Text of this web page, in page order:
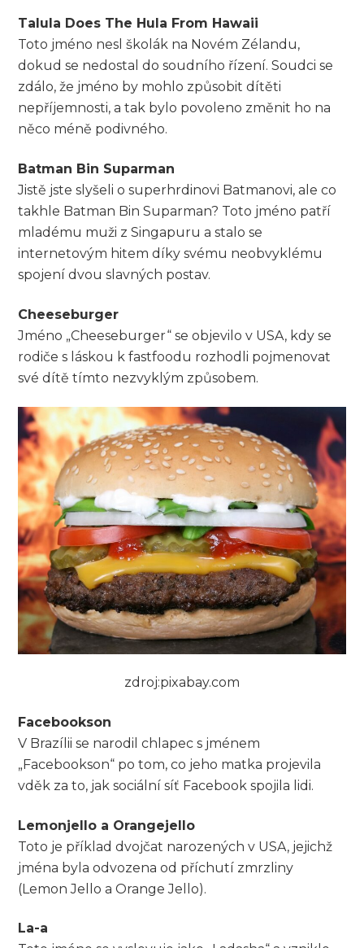
Talula Does The Hula From Hawaii
Toto jméno nesl školák na Novém Zélandu,
dokud se nedostal do soudního řízení. Soudci se
zdálo, že jméno by mohlo způsobit dítěti
nepříjemnosti, a tak bylo povoleno změnit ho na
něco méně podivného.
Batman Bin Suparman
Jistě jste slyšeli o superhrdinovi Batmanovi, ale co
takhle Batman Bin Suparman? Toto jméno patří
mladému muži z Singapuru a stalo se
internetovým hitem díky svému neobvyklému
spojení dvou slavných postav.
Cheeseburger
Jméno „Cheeseburger“ se objevilo v USA, kdy se
rodiče s láskou k fastfoodu rozhodli pojmenovat
své dítě tímto nezvyklým způsobem.
zdroj:pixabay.com
Facebookson
V Brazílii se narodil chlapec s jménem
„Facebookson“ po tom, co jeho matka projevila
vděk za to, jak sociální síť Facebook spojila lidi.
Lemonjello a Orangejello
Toto je příklad dvojčat narozených v USA, jejichž
jména byla odvozena od příchutí zmrzliny
(Lemon Jello a Orange Jello).
La-a